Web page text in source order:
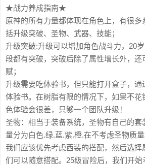
★战力养成指南★
原神的所有力量都体现在角色上，有很
括升级突破、圣物、武器、技能；
升级突破:升级可以增加角色战斗力，20
段都有突破，突破后除了属性增长外，还
赋；
升级需要吃体验书，但只能打开盒子，
体验书。在树脂有限的情况下，如果不花
色体验会很差，只够一个团队升级！
圣物：相当于装备系统，圣物有自己的
量分为白色.绿.蓝.紫.橙.在不考虑圣物质量
我们应该优先考虑西装的搭配，然后选
们可以随意搭配。25级冒险后，我们开